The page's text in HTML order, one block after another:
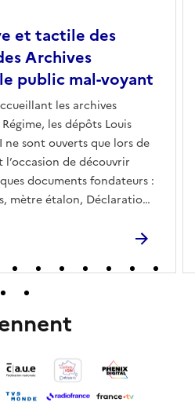
et tactile des
Archives
public mal-voyant
les archives
les dépôts Louis
sont ouverts que lors de
l’occasion de découvrir
documents fondateurs :
mètre étalon, Déclaration